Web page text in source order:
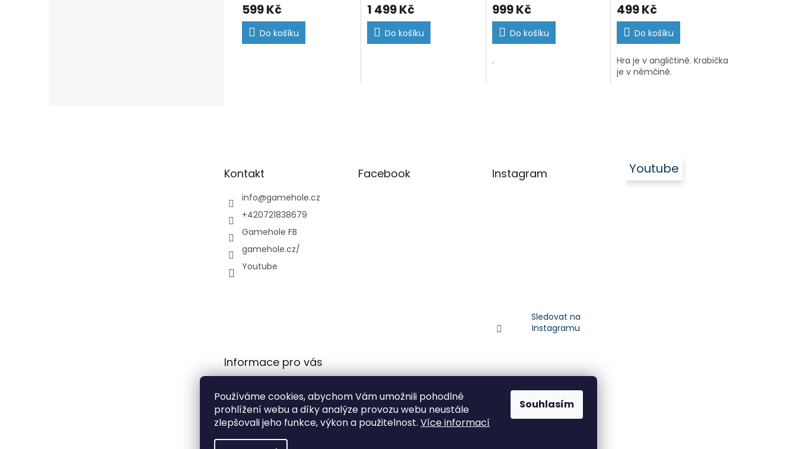
Používáme cookies, abychom Vám umožnili pohodlné
prohlížení webu a díky analýze provozu webu neustále
zlepšovali jeho funkce, výkon a použitelnost. Více informací
Souhlasím
599 Kč
Do košíku
1 499 Kč
Do košíku
999 Kč
Do košíku
.
499 Kč
Do košíku
Hra je v angličtině. Krabička
je v němčině.
Kontakt
info@gamehole.cz
+420721838679
Gamehole FB
gamehole.cz/
Youtube
Facebook Instagram
Sledovat na
Instagramu
Youtube
Informace pro vás
Podmínky ochrany
osobních údajů